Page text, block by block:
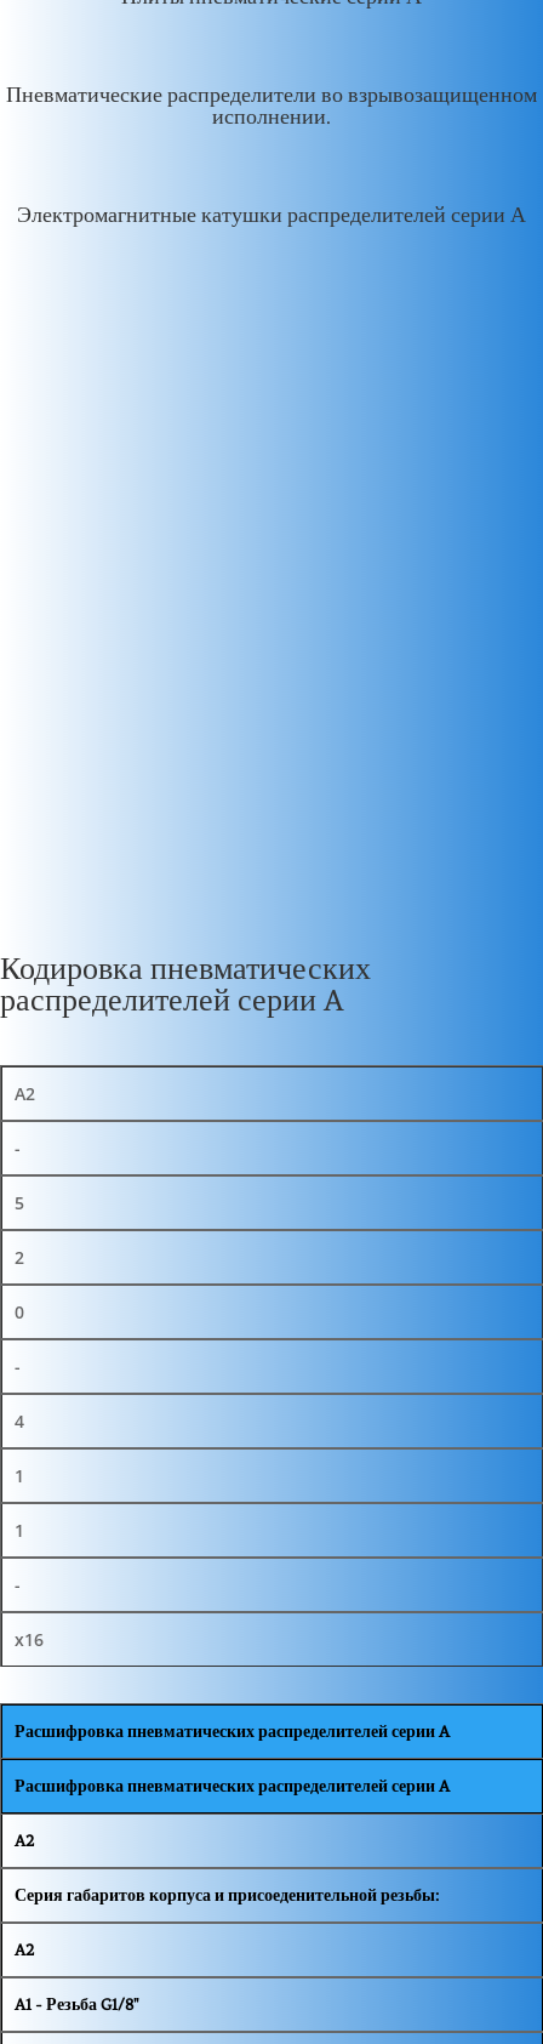
Пневматические распределители во взрывозащищенном
исполнении.
Электромагнитные катушки распределителей серии А
Кодировка пневматических
распределителей серии A
A2
-
5
2
0
-
4
1
1
-
x16
Расшифровка пневматических распределителей серии A
Расшифровка пневматических распределителей серии A
A2
Серия габаритов корпуса и присоеденительной резьбы:
A2
A1 - Резьба G1/8"